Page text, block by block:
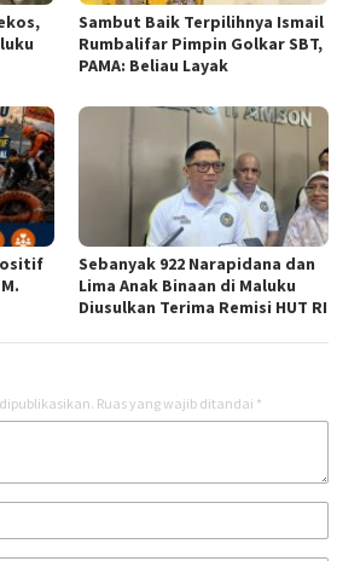
Sambut Baik Terpilihnya Ismail
Rumbalifar Pimpin Golkar SBT,
PAMA: Beliau Layak
Sebanyak 922 Narapidana dan
Lima Anak Binaan di Maluku
Diusulkan Terima Remisi HUT RI
Ruas yang wajib ditandai *